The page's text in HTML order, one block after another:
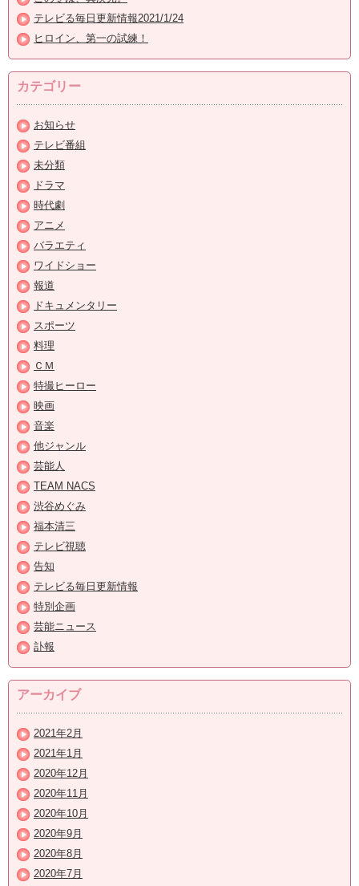
テレビる毎日更新情報2021/1/24
ヒロイン、第一の試練！
カテゴリー
お知らせ
テレビ番組
未分類
ドラマ
時代劇
アニメ
バラエティ
ワイドショー
報道
ドキュメンタリー
スポーツ
料理
ＣＭ
特撮ヒーロー
映画
音楽
他ジャンル
芸能人
TEAM NACS
渋谷めぐみ
福本清三
テレビ視聴
告知
テレビる毎日更新情報
特別企画
芸能ニュース
訃報
アーカイブ
2021年2月
2021年1月
2020年12月
2020年11月
2020年10月
2020年9月
2020年8月
2020年7月